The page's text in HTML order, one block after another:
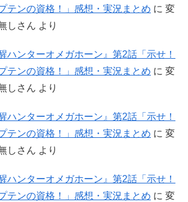
テンの資格！」感想・実況まとめ に 変
しさん より
ハンターオメガホーン』第2話「示せ！
テンの資格！」感想・実況まとめ に 変
しさん より
ハンターオメガホーン』第2話「示せ！
テンの資格！」感想・実況まとめ に 変
しさん より
ハンターオメガホーン』第2話「示せ！
テンの資格！」感想・実況まとめ に 変